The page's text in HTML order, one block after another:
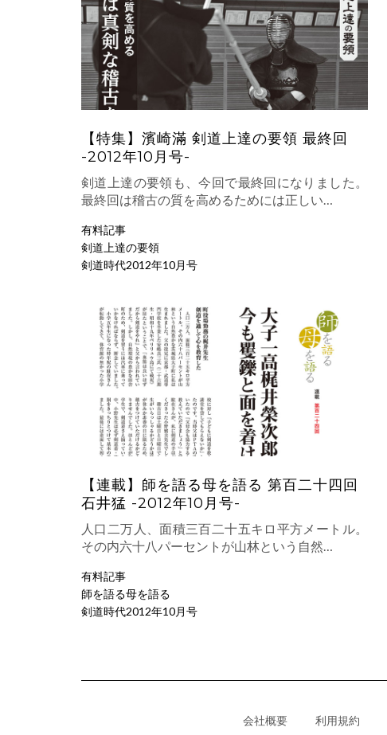
【特集】濱崎滿 剣道上達の要領 最終回
-2012年10月号-
剣道上達の要領も、今回で最終回になりました。
最終回は稽古の質を高めるためには正しい…
有料記事
剣道上達の要領
剣道時代2012年10月号
【連載】師を語る母を語る 第百二十四回
石井猛 -2012年10月号-
人口二万人、面積三百二十五キロ平方メートル。
その内六十八パーセントが山林という自然…
有料記事
師を語る母を語る
剣道時代2012年10月号
会社概要 利用規約